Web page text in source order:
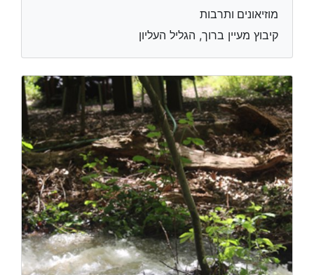
מוזיאונים ותרבות
קיבוץ מעיין ברוך, הגליל העליון